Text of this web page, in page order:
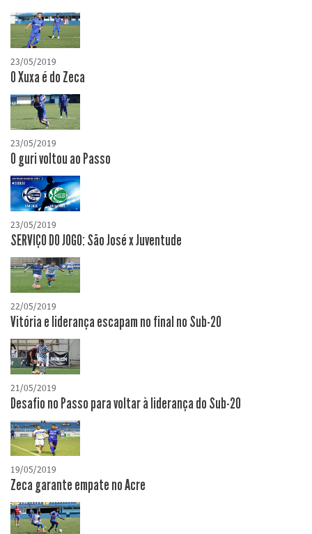
23/05/2019
O Xuxa é do Zeca
23/05/2019
O guri voltou ao Passo
23/05/2019
SERVIÇO DO JOGO: São José x Juventude
22/05/2019
Vitória e liderança escapam no final no Sub-20
21/05/2019
Desafio no Passo para voltar à liderança do Sub-20
19/05/2019
Zeca garante empate no Acre